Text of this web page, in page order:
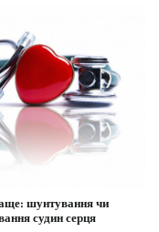
шунтування чи
судин серця